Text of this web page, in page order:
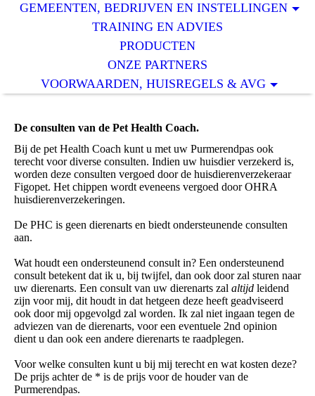
GEMEENTEN, BEDRIJVEN EN INSTELLINGEN
TRAINING EN ADVIES
PRODUCTEN
ONZE PARTNERS
VOORWAARDEN, HUISREGELS & AVG
De consulten van de Pet Health Coach.
Bij de pet Health Coach kunt u met uw Purmerendpas ook
terecht voor diverse consulten. Indien uw huisdier verzekerd is,
worden deze consulten vergoed door de huisdierenverzekeraar
Figopet. Het chippen wordt eveneens vergoed door OHRA
huisdierenverzekeringen.
De PHC is geen dierenarts en biedt ondersteunende consulten
aan.
Wat houdt een ondersteunend consult in? Een ondersteunend
consult betekent dat ik u, bij twijfel, dan ook door zal sturen naar
uw dierenarts. Een consult van uw dierenarts zal altijd leidend
zijn voor mij, dit houdt in dat hetgeen deze heeft geadviseerd
ook door mij opgevolgd zal worden. Ik zal niet ingaan tegen de
adviezen van de dierenarts, voor een eventuele 2nd opinion
dient u dan ook een andere dierenarts te raadplegen.
Voor welke consulten kunt u bij mij terecht en wat kosten deze?
De prijs achter de * is de prijs voor de houder van de
Purmerendpas.